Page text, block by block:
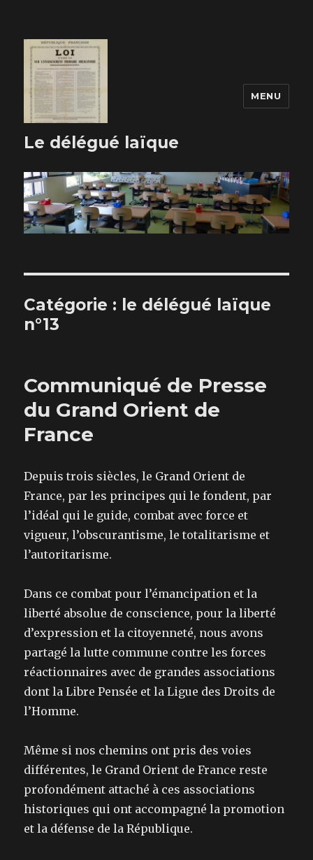
Le délégué laïque
MENU
Catégorie : le délégué laïque
n°13
Communiqué de Presse
du Grand Orient de
France
Depuis trois siècles, le Grand Orient de
France, par les principes qui le fondent, par
l’idéal qui le guide, combat avec force et
vigueur, l’obscurantisme, le totalitarisme et
l’autoritarisme.
Dans ce combat pour l’émancipation et la
liberté absolue de conscience, pour la liberté
d’expression et la citoyenneté, nous avons
partagé la lutte commune contre les forces
réactionnaires avec de grandes associations
dont la Libre Pensée et la Ligue des Droits de
l’Homme.
Même si nos chemins ont pris des voies
différentes, le Grand Orient de France reste
profondément attaché à ces associations
historiques qui ont accompagné la promotion
et la défense de la République.